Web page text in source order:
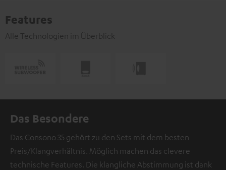
Features
Alle Technologien im Überblick
Das Besondere
Das Consono 35 gehört zu den Sets mit dem besten
Preis/Klangverhältnis. Möglich machen das clevere
technische Features. Die klangliche Abstimmung ist dank